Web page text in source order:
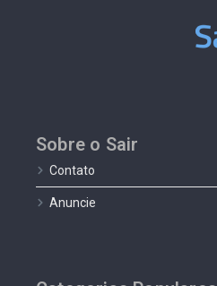
Sobre o Sair
Contato
Anuncie